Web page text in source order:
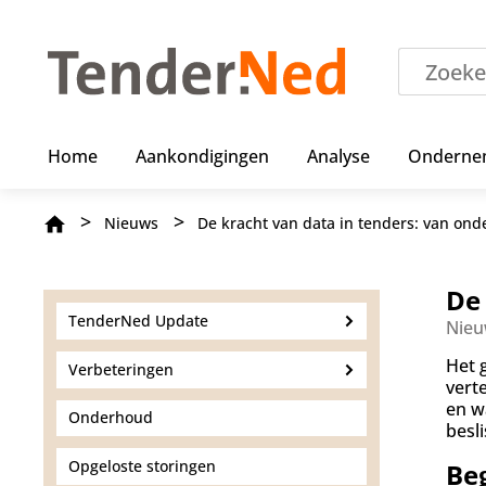
Home Aankondigingen Analyse
Kruimelpad
Nieuws De kracht van data in tenders: van
TenderNed Update
Verbeteringen
Onderhoud
Opgeloste storingen
Het
en